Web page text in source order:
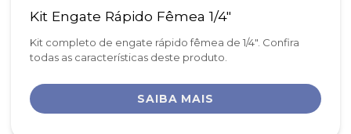
Kit Engate Rápido Fêmea 1/4"
Kit completo de engate rápido fêmea de 1/4". Confira
todas as características deste produto.
SAIBA MAIS